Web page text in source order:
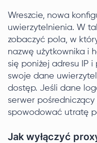
Wreszcie, nowa
uwierzytelnienia. W
zobaczyć pola, w
nazwę użytkownika i
się poniżej adresu IP
swoje dane
dostęp. Jeśli dane
serwer pośredniczący
spowodować utratę
Jak wyłączyć